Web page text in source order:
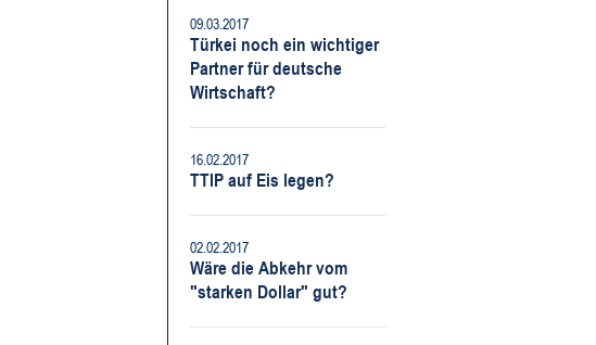
09.03.2017
Türkei noch ein wichtiger
Partner für deutsche
Wirtschaft?
16.02.2017
TTIP auf Eis legen?
02.02.2017
Wäre die Abkehr vom
"starken Dollar" gut?